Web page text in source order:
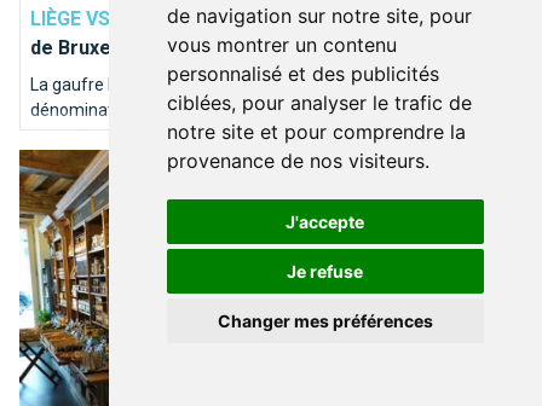
de navigation sur notre site, pour
vous montrer un contenu
personnalisé et des publicités
ciblées, pour analyser le trafic de
notre site et pour comprendre la
provenance de nos visiteurs.
J'accepte
Je refuse
Changer mes préférences
LIÈGE VS BRUXELLESUne bonne recette de gaufres
de Bruxelles et de Liège
La gaufre belge est mondialement connue quel que soit sa
dénomination. Mais celle de notre capitale sera-t-elle meilleure
que celle des liégeois? Une seule solution, faire des gaufres
avec les deux recettes et les goûter!
A la découvertes d'épiceries fines de Bruxelles, connues et